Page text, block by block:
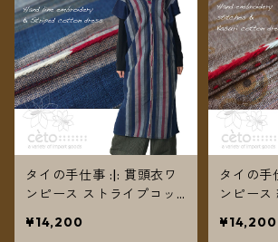
タイの手仕事 :|: 貫頭衣ワ
ンピース ストライプコッ
繍 【送料無料】
¥14,200
タイの手
ンピース
料無料】
¥14,200